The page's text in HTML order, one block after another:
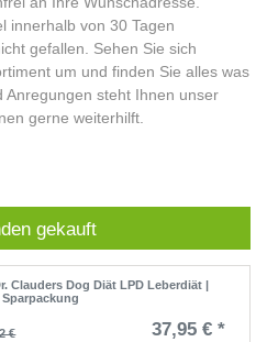
innerhalb von 30 Tagen
gefallen. Sehen Sie sich
um und finden Sie alles was
Anregungen steht Ihnen unser
gerne weiterhilft.
gekauft
Clauders Dog Diät LPD Leberdiät |
Sparpackung
€ 37,95 € *